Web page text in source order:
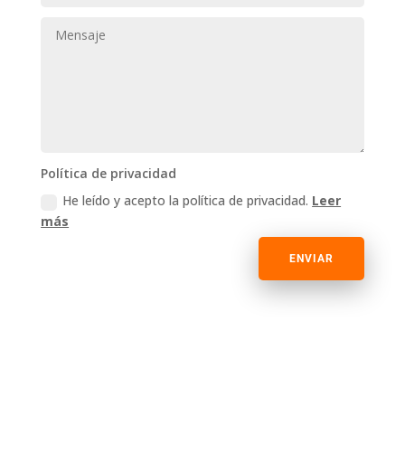
Política de privacidad
He leído y acepto la política de privacidad. Leer
más
ENVIAR